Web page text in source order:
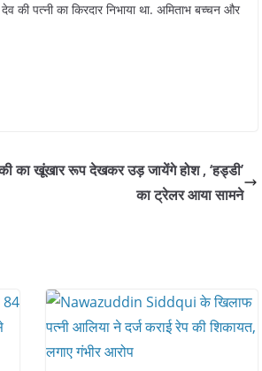
की पत्नी का किरदार निभाया था. अमिताभ बच्चन और
का खूंखार रूप देखकर उड़ जायेंगे होश , ‘हड्डी’
का ट्रेलर आया सामने